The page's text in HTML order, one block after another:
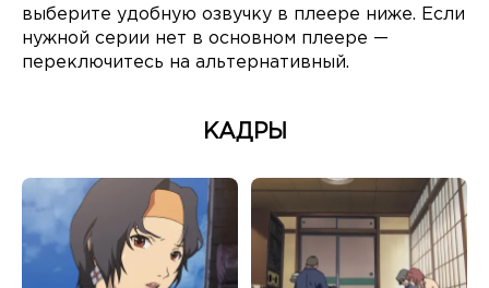
выберите удобную озвучку в плеере ниже. Если
нужной серии нет в основном плеере —
переключитесь на альтернативный.
КАДРЫ